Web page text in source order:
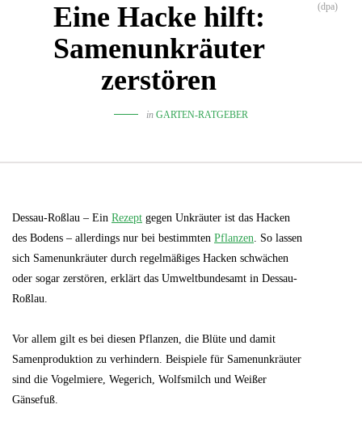
Eine Hacke hilft:
Samenunkräuter
zerstören
(dpa)
in GARTEN-RATGEBER
Dessau-Roßlau – Ein Rezept gegen Unkräuter ist das Hacken
des Bodens – allerdings nur bei bestimmten Pflanzen. So lassen
sich Samenunkräuter durch regelmäßiges Hacken schwächen
oder sogar zerstören, erklärt das Umweltbundesamt in Dessau-
Roßlau.
Vor allem gilt es bei diesen Pflanzen, die Blüte und damit
Samenproduktion zu verhindern. Beispiele für Samenunkräuter
sind die Vogelmiere, Wegerich, Wolfsmilch und Weißer
Gänsefuß.